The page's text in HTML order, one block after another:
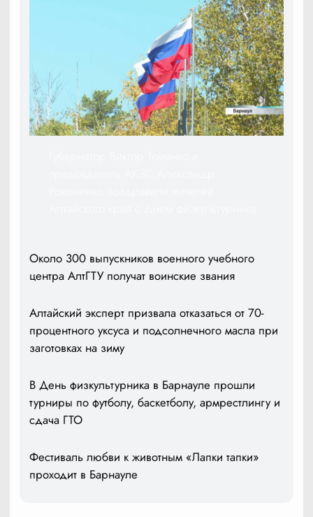
Около 300 выпускников военного учебного
центра АлтГТУ получат воинские звания
Алтайский эксперт призвала отказаться от 70-
процентного уксуса и подсолнечного масла при
заготовках на зиму
В День физкультурника в Барнауле прошли
турниры по футболу, баскетболу, армрестлингу и
сдача ГТО
Фестиваль любви к животным «Лапки тапки»
проходит в Барнауле